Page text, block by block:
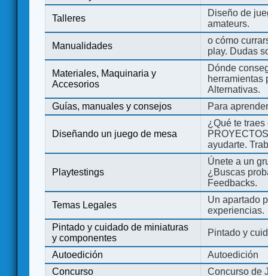
Talleres
Diseño de
amateurs.
Manualidades
o cómo
play. Dudas
Materiales, Maquinaria y
Accesorios
Dónde
herramientas
Alternativas.
Guías, manuales y consejos
Para
Diseñando un juego de mesa
¿Qué te
ayudarte.
Playtestings
Únete a un
¿Buscas
Feedbacks.
Temas Legales
Un apartado
experiencias.
Pintado y cuidado de miniaturas
y componentes
Pintado y
Autoedición
Autoedición
Concurso
Concurso de